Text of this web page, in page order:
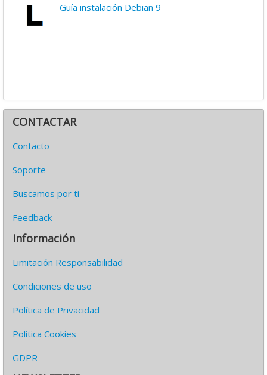
Guía instalación Debian 9
CONTACTAR
Contacto
Soporte
Buscamos por ti
Feedback
Información
Limitación Responsabilidad
Condiciones de uso
Política de Privacidad
Política Cookies
GDPR